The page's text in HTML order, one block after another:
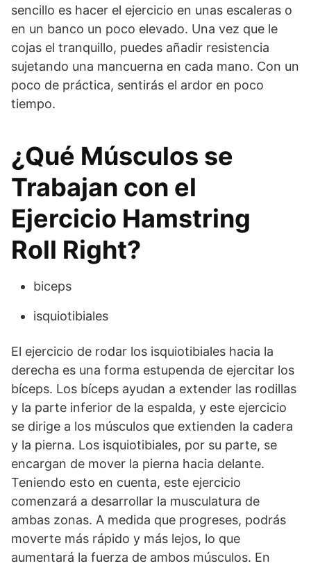
sencillo es hacer el ejercicio en unas escaleras o
en un banco un poco elevado. Una vez que le
cojas el tranquillo, puedes añadir resistencia
sujetando una mancuerna en cada mano. Con un
poco de práctica, sentirás el ardor en poco
tiempo.
¿Qué Músculos se
Trabajan con el
Ejercicio Hamstring
Roll Right?
biceps
isquiotibiales
El ejercicio de rodar los isquiotibiales hacia la
derecha es una forma estupenda de ejercitar los
bíceps. Los bíceps ayudan a extender las rodillas
y la parte inferior de la espalda, y este ejercicio
se dirige a los músculos que extienden la cadera
y la pierna. Los isquiotibiales, por su parte, se
encargan de mover la pierna hacia delante.
Teniendo esto en cuenta, este ejercicio
comenzará a desarrollar la musculatura de
ambas zonas. A medida que progreses, podrás
moverte más rápido y más lejos, lo que
aumentará la fuerza de ambos músculos. En